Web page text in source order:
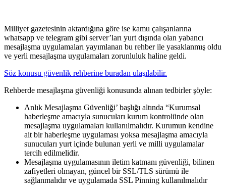
Milliyet gazetesinin aktardığına göre ise kamu çalışanlarına
whatsapp ve telegram gibi server’ları yurt dışında olan yabancı
mesajlaşma uygulamaları yayımlanan bu rehber ile yasaklanmış oldu
ve yerli mesajlaşma uygulamaları zorunluluk haline geldi.
Söz konusu güvenlik rehberine buradan ulaşılabilir.
Rehberde mesajlaşma güvenliği konusunda alınan tedbirler şöyle:
Anlık Mesajlaşma Güvenliği’ başlığı altında “Kurumsal
haberleşme amacıyla sunucuları kurum kontrolünde olan
mesajlaşma uygulamaları kullanılmalıdır. Kurumun kendine
ait bir haberleşme uygulaması yoksa mesajlaşma amacıyla
sunucuları yurt içinde bulunan yerli ve milli uygulamalar
tercih edilmelidir.
Mesajlaşma uygulamasının iletim katmanı güvenliği, bilinen
zafiyetleri olmayan, güncel bir SSL/TLS sürümü ile
sağlanmalıdır ve uygulamada SSL Pinning kullanılmalıdır